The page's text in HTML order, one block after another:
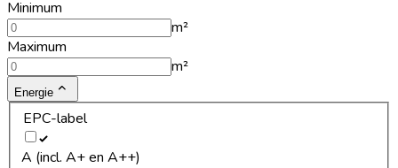
Minimum
m²
Maximum
m²
Energie
EPC-label
A (incl. A+ en A++)